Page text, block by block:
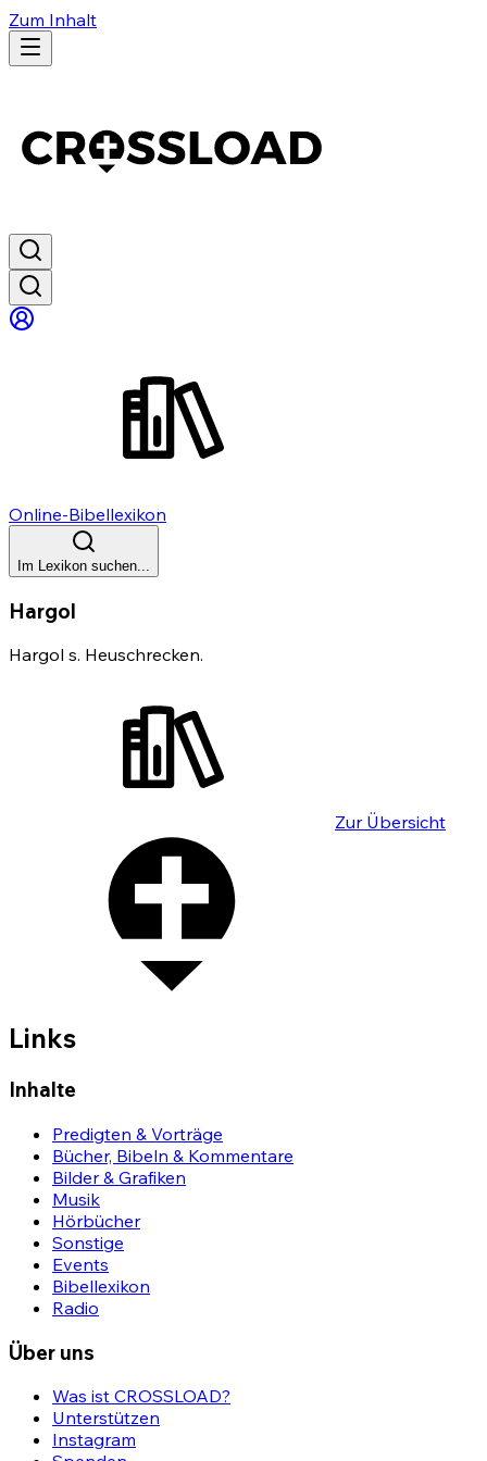
Zum Inhalt
Online-Bibellexikon
Im Lexikon suchen...
Hargol
Hargol s. Heuschrecken.
Zur Übersicht
Links
Inhalte
Predigten & Vorträge
Bücher, Bibeln & Kommentare
Bilder & Grafiken
Musik
Hörbücher
Sonstige
Events
Bibellexikon
Radio
Über uns
Was ist CROSSLOAD?
Unterstützen
Instagram